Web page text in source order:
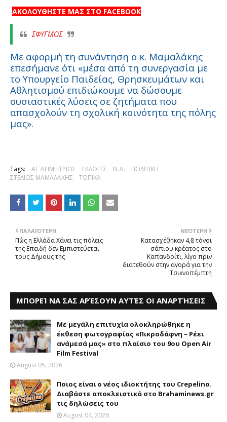
ΑΚΟΛΟΥΘΗΣΤΕ ΜΑΣ ΣΤΟ FACEBOOK
ΣΦΥΓΜΟΣ
Με αφορμή τη συνάντηση ο κ. Μαμαλάκης
επεσήμανε ότι «μέσα από τη συνεργασία με
το Υπουργείο Παιδείας, Θρησκευμάτων και
Αθλητισμού επιδιώκουμε να δώσουμε
ουσιαστικές λύσεις σε ζητήματα που
απασχολούν τη σχολική κοινότητα της πόλης
μας».
Tags: ΑΓ ΔΗΜΗΤΡΙΟΣ ΕΚΛΟΓΕΣ Ν.Δ.
ΠΟΛΙΤΙΚΗ
ΣΤΕΛΙΟΣ ΜΑΜΑΛΑΚΗΣ
ΤΟΠΙΚΑ
ΝΕΌΤΕΡΗ
Κατασχέθηκαν 4,8 τόνοι
σάπιου κρέατος στο
Καπανδρίτι, λίγο πριν
διατεθούν στην αγορά για την
Τσικνοπέμπτη
ΠΑΛΑΙΌΤΕΡΗ
Πώς η Ελλάδα Xάνει τις πόλεις
της Eπειδή δεν Eμπιστεύεται
τους Δήμους της
ΜΠΟΡΕΊ ΝΑ ΣΑΣ ΑΡΈΣΟΥΝ ΑΥΤΈΣ ΟΙ ΑΝΑΡΤΉΣΕΙΣ
Με μεγάλη επιτυχία ολοκληρώθηκε η
έκθεση φωτογραφίας «Πικροδάφνη – Ρέει
ανάμεσά μας» στο πλαίσιο του 9ου Open Air
Film Festival
August 05, 2026
Ποιος είναι ο νέος ιδιοκτήτης του Crepelino.
Διαβάστε αποκλειστικά στο Brahaminews.gr
τις δηλώσεις του
August 04, 2026